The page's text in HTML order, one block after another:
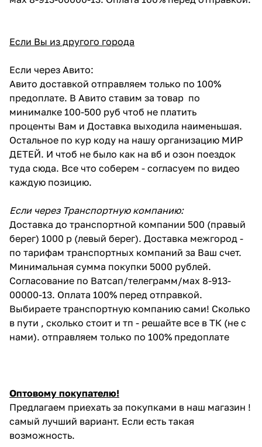
Если Вы из другого города
Если через Авито:
Авито доставкой отправляем только по 100%
предоплате. В Авито ставим за товар по
минималке 100-500 руб чтоб не платить
проценты Вам и Доставка выходила наименьшая.
Остальное по кур коду на нашу организацию МИР
ДЕТЕЙ. И чтоб не было как на вб и озон поездок
туда сюда. Все что соберем - согласуем по видео
каждую позицию.
Если через Транспортную компанию:
Доставка до транспортной компании 500 (правый
берег) 1000 р (левый берег). Доставка межгород -
по тарифам транспортных компаний за Ваш счет.
Минимальная сумма покупки 5000 рублей.
Согласование по Ватсап/телеграмм/мах 8-913-
00000-13. Оплата 100% перед отправкой.
Выбираете транспортную компанию сами! Сколько
в пути , сколько стоит и тп - решайте все в ТК (не с
нами). отправляем только по 100% предоплате
Оптовому покупателю!
Предлагаем приехать за покупками в наш магазин !
самый лучший вариант. Если есть такая
возможность.